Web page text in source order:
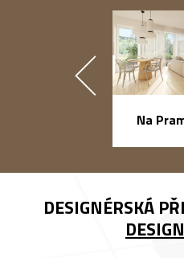
Na
DESIGNÉRSKÁ